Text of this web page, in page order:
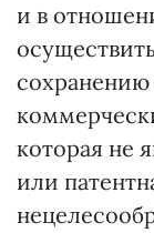
и в
которая не
или